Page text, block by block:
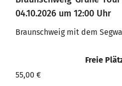
04.10.2026 um 12:00 Uhr
Braunschweig mit dem
Freie
55,00 €